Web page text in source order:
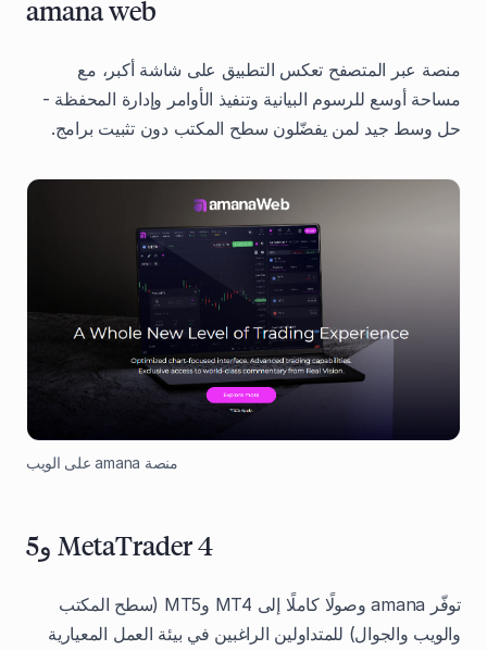
amana web
منصة عبر المتصفح تعكس التطبيق على شاشة أكبر، مع
مساحة أوسع للرسوم البيانية وتنفيذ الأوامر وإدارة المحفظة -
حل وسط جيد لمن يفضّلون سطح المكتب دون تثبيت برامج.
منصة amana على الويب
MetaTrader 4 و5
توفّر amana وصولًا كاملًا إلى MT4 وMT5 (سطح المكتب
والويب والجوال) للمتداولين الراغبين في بيئة العمل المعيارية